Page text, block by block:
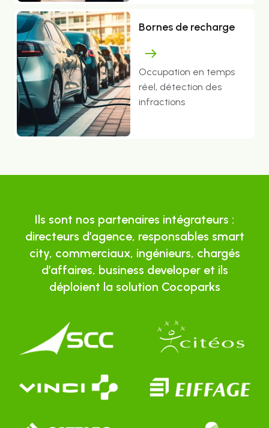
Bornes de recharge
Occupation en temps
réel, détection des
infractions
Ils sont nos partenaires intégrateurs :
directeurs d’agence, responsables smart
city, commerciaux, ingénieurs, chargés
d’affaires, business developer et ils
déploient la solution Cocoparks